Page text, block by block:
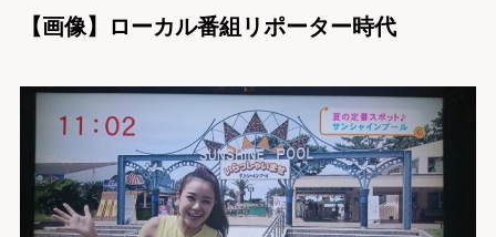
【画像】ローカル番組リポーター時代